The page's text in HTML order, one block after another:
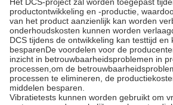
productontwikkeling en -productie,
van het product aanzienlijk kan worden
onderhoudskosten kunnen worden
DCS tijdens de ontwikkeling kan testtijd en
besparenDe voordelen voor de
inzicht in betrouwbaarheidsproblemen in
processen,om de
processen te elimineren, de
middelen besparen.
Vibratietests kunnen worden gebruikt om